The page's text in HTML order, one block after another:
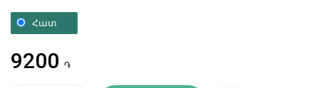
Հատ
9200 ֏